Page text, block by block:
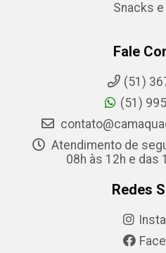
Snacks
Fale
(51)
(51)
Atendimento de
08h às 12h e das
Redes